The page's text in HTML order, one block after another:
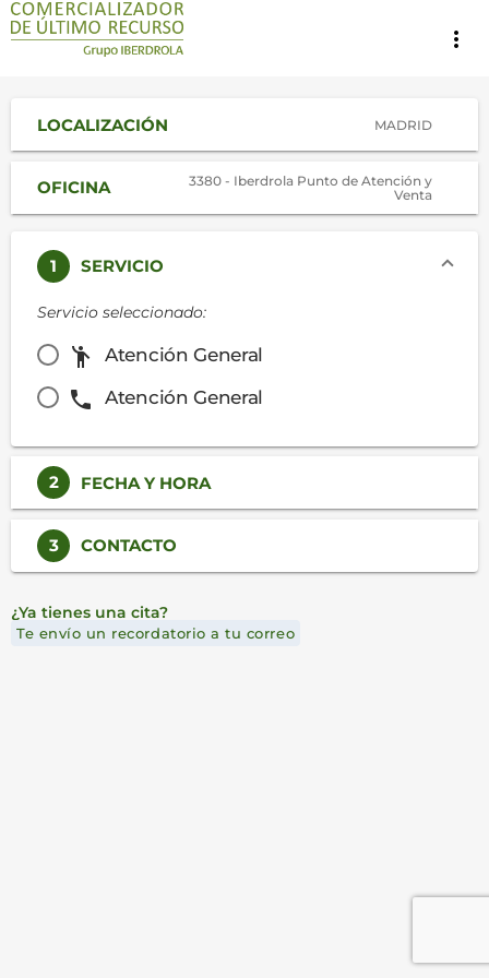
more_vert
LOCALIZACIÓN MADRID
OFICINA
3380 - Iberdrola Punto de Atención y
Venta
1 SERVICIO
Servicio seleccionado:
emoji_people Atención General
phone Atención General
2 FECHA Y HORA
3 CONTACTO
¿Ya tienes una cita?
Te envío un recordatorio a tu correo